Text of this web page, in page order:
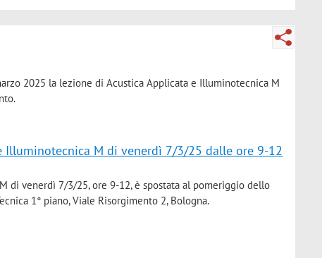
2025 la lezione di Acustica Applicata e Illuminotecnica M
Illuminotecnica M di venerdì 7/3/25 dalle ore 9-12
di venerdì 7/3/25, ore 9-12, è spostata al pomeriggio dello
1° piano, Viale Risorgimento 2, Bologna.